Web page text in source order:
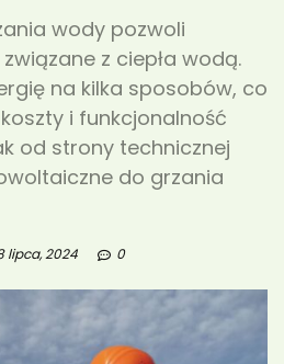
wody pozwoli
z ciepła wodą.
na kilka sposobów, co
i funkcjonalność
od strony technicznej
do grzania
lipca, 2024 0